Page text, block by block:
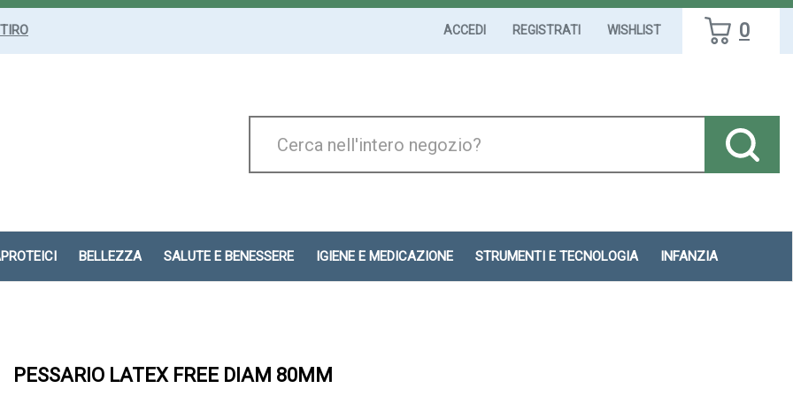
ACCEDI REGISTRATI WISHLIST 0
Prodotto
BELLEZZA SALUTE E BENESSERE IGIENE E MEDICAZIONE STRUMENTI E TECNOLOGIA INFANZIA
PESSARIO LATEX FREE DIAM 80MM